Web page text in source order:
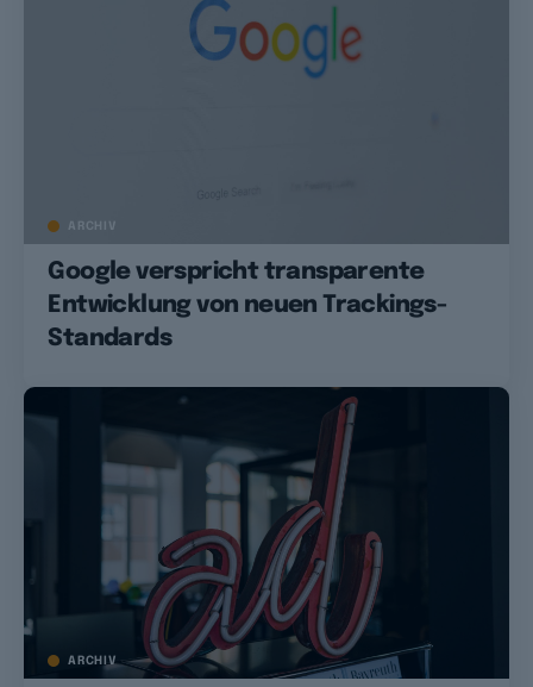
ARCHIV
Google verspricht transparente
Entwicklung von neuen Trackings-
Standards
ARCHIV